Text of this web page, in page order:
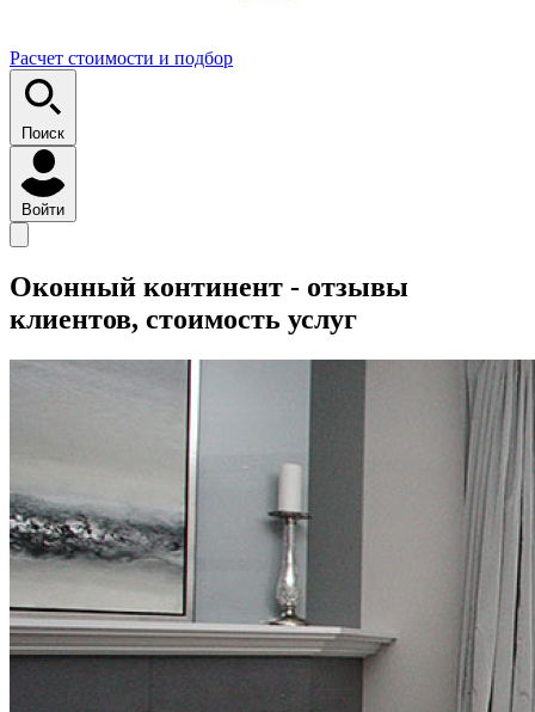
Расчет стоимости и подбор
Поиск
Войти
Оконный континент - отзывы
клиентов, стоимость услуг